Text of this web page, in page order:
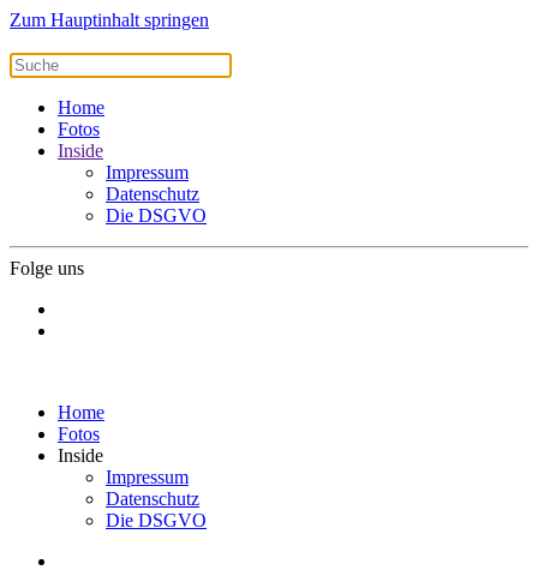
Zum Hauptinhalt springen
Home
Fotos
Inside
Impressum
Datenschutz
Die DSGVO
Folge uns
Home
Fotos
Inside
Impressum
Datenschutz
Die DSGVO